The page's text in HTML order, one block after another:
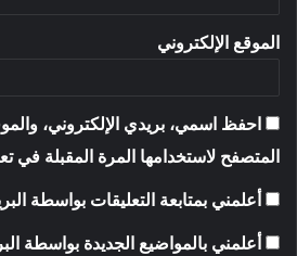
الموقع الإلكتروني
احفظ اسمي، بريدي الإلكتروني،
المتصفح لاستخدامها المرة المقبلة في
أعلمني بمتابعة التعليقات بواسطة
أعلمني بالمواضيع الجديدة بواسطة